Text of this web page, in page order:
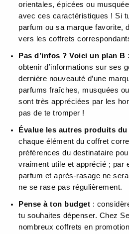
orientales, épicées ou
avec ces caractéristiques ! Si
parfum ou sa marque favorite,
vers les coffrets
Pas d’infos ? Voici un plan B
obtenir d’informations sur ses
dernière nouveauté d’une
parfums fraîches, musquées
sont très appréciées par les
pas de te tromper !
Évalue les autres produits du
chaque élément du coffret
préférences du destinataire
vraiment utile et apprécié ; par
parfum et après-rasage ne
ne se rase pas régulièrement.
Pense à ton budget :
tu souhaites dépenser. Chez
nombreux coffrets en